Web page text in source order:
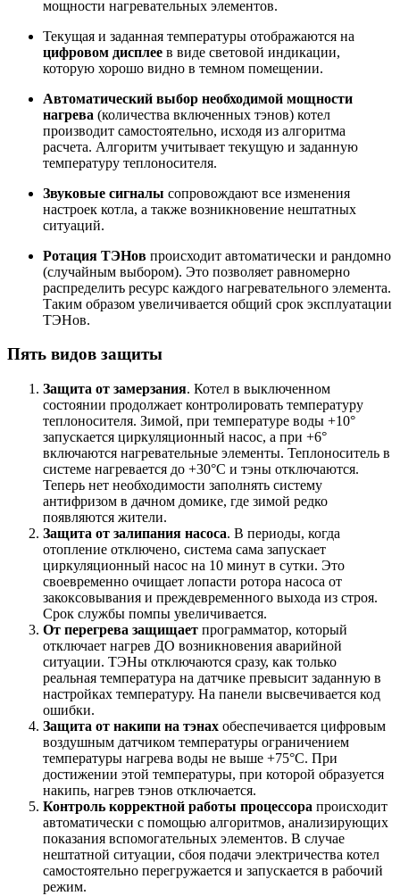
мощности нагревательных элементов.
Текущая и заданная температуры отображаются на
цифровом дисплее в виде световой индикации,
которую хорошо видно в темном помещении.
Автоматический выбор необходимой мощности
нагрева (количества включенных тэнов) котел
производит самостоятельно, исходя из алгоритма
расчета. Алгоритм учитывает текущую и заданную
температуру теплоносителя.
Звуковые сигналы сопровождают все изменения
настроек котла, а также возникновение нештатных
ситуаций.
Ротация ТЭНов происходит автоматически и рандомно
(случайным выбором). Это позволяет равномерно
распределить ресурс каждого нагревательного элемента.
Таким образом увеличивается общий срок эксплуатации
ТЭНов.
Пять видов защиты
Защита от замерзания. Котел в выключенном
состоянии продолжает контролировать температуру
теплоносителя. Зимой, при температуре воды +10°
запускается циркуляционный насос, а при +6°
включаются нагревательные элементы. Теплоноситель в
системе нагревается до +30°С и тэны отключаются.
Теперь нет необходимости заполнять систему
антифризом в дачном домике, где зимой редко
появляются жители.
Защита от залипания насоса. В периоды, когда
отопление отключено, система сама запускает
циркуляционный насос на 10 минут в сутки. Это
своевременно очищает лопасти ротора насоса от
закоксовывания и преждевременного выхода из строя.
Срок службы помпы увеличивается.
От перегрева защищает программатор, который
отключает нагрев ДО возникновения аварийной
ситуации. ТЭНы отключаются сразу, как только
реальная температура на датчике превысит заданную в
настройках температуру. На панели высвечивается код
ошибки.
Защита от накипи на тэнах обеспечивается цифровым
воздушным датчиком температуры ограничением
температуры нагрева воды не выше +75°С. При
достижении этой температуры, при которой образуется
накипь, нагрев тэнов отключается.
Контроль корректной работы процессора происходит
автоматически с помощью алгоритмов, анализирующих
показания вспомогательных элементов. В случае
нештатной ситуации, сбоя подачи электричества котел
самостоятельно перегружается и запускается в рабочий
режим.